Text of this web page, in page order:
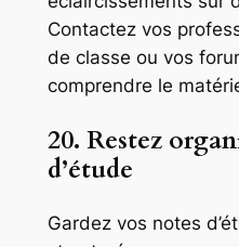
Contactez vos
de classe ou vos
comprendre le
20. Restez
d’étude
Gardez vos notes